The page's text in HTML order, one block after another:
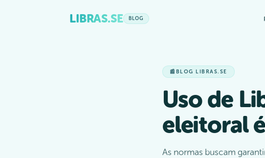
LIBRAS.SE BLOG
📰 BLOG LIBRAS.SE
Uso de
eleitoral
As normas buscam